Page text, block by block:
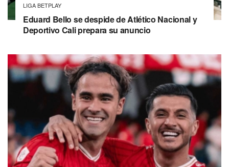
LIGA BETPLAY
Eduard Bello se despide de Atlético Nacional y
Deportivo Cali prepara su anuncio